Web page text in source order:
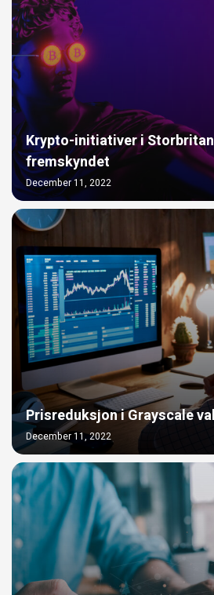
Krypto-initiativer i
fremskyndet
December 11, 2022
Prisreduksjon i Grayscale
December 11, 2022